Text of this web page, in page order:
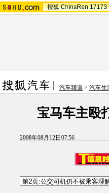
搜狐 ChinaRen 17173
汽车频道 > 汽车生
宝马车主殴
2008年08月12日07:56